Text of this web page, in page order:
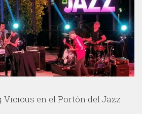
Vicious en el Portón del Jazz